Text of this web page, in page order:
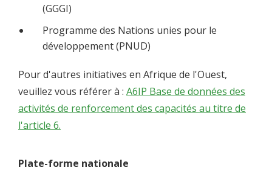
(GGGI)
Programme des Nations unies pour le
développement (PNUD)
Pour d'autres initiatives en Afrique de l'Ouest,
veuillez vous référer à : A6IP Base de données des
activités de renforcement des capacités au titre de
l'article 6.
Plate-forme nationale